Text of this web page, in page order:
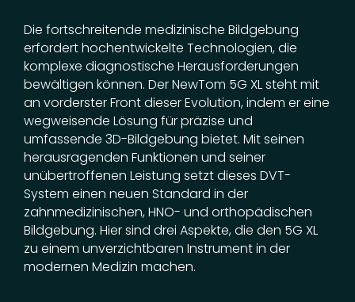
Die fortschreitende medizinische Bildgebung
erfordert hochentwickelte Technologien, die
komplexe diagnostische Herausforderungen
bewältigen können. Der NewTom 5G XL steht mit
an vorderster Front dieser Evolution, indem er eine
wegweisende Lösung für präzise und
umfassende 3D-Bildgebung bietet. Mit seinen
herausragenden Funktionen und seiner
unübertroffenen Leistung setzt dieses DVT-
System einen neuen Standard in der
zahnmedizinischen, HNO- und orthopädischen
Bildgebung. Hier sind drei Aspekte, die den 5G XL
zu einem unverzichtbaren Instrument in der
modernen Medizin machen.